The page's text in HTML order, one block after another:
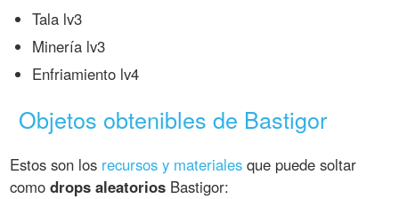
Tala lv3
Minería lv3
Enfriamiento lv4
Objetos obtenibles de Bastigor
Estos son los recursos y materiales que puede soltar
comodrops aleatorios Bastigor: